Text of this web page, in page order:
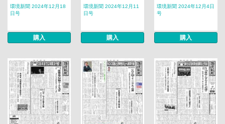
環境新聞 2024年12月18
日号
購入
環境新聞 2024年12月11
日号
購入
環境新聞 2024年12月4日
号
購入